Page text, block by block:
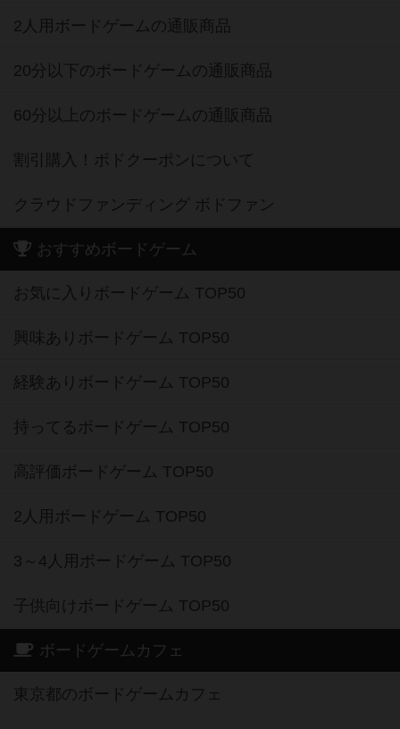
2人用ボードゲームの通販商品
20分以下のボードゲームの通販商品
60分以上のボードゲームの通販商品
割引購入！ボドクーポンについて
クラウドファンディング ボドファン
おすすめボードゲーム
お気に入りボードゲーム TOP50
興味ありボードゲーム TOP50
経験ありボードゲーム TOP50
持ってるボードゲーム TOP50
高評価ボードゲーム TOP50
2人用ボードゲーム TOP50
3～4人用ボードゲーム TOP50
子供向けボードゲーム TOP50
ボードゲームカフェ
東京都のボードゲームカフェ